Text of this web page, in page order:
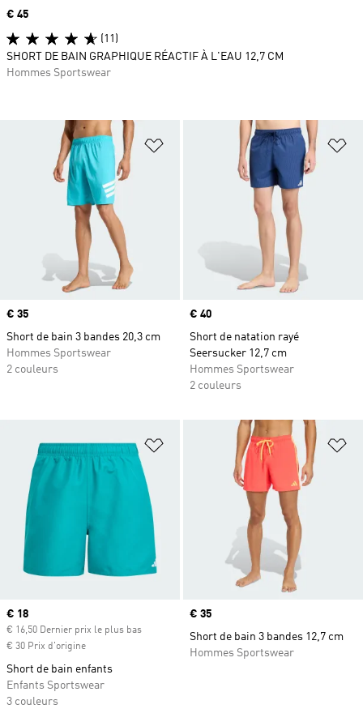
Ajouter à la Liste de produits
Prix
€ 35
Short de bain 3 bandes 20,3 cm
Hommes Sportswear
2 couleurs
Prix
€ 40
Short de natation rayé
Seersucker 12,7 cm
Hommes Sportswear
2 couleurs
Ajouter à la Liste de produits
Prix actuel
€ 18
€ 16,50 Dernier prix le plus bas
€ 30 Prix d'origine
Short de bain enfants
Enfants Sportswear
3 couleurs
Prix
€ 35
Short de bain 3 bandes 12,7 cm
Hommes Sportswear
Prix
€ 45
(11)
SHORT DE BAIN GRAPHIQUE RÉACTIF À L'EAU 12,7 CM
Hommes Sportswear